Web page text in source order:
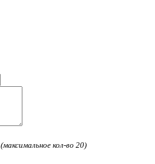
(максимальное кол-во 20)